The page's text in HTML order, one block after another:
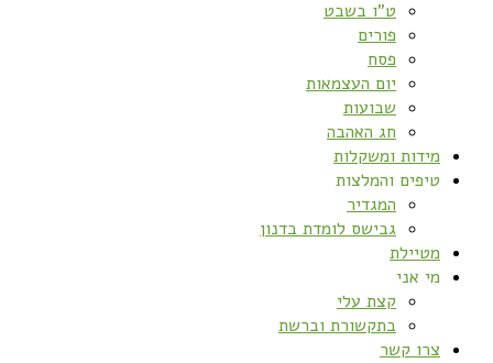
ט”ו בשבט
פורים
פסח
יום העצמאות
שבועות
חג האהבה
מידות ומשקלות
טיפים והמלצות
המגדיר
גבישס לומדת בדנון
מטיילת
מי אני
קצת עלי
בתקשורת וברשת
צרו קשר